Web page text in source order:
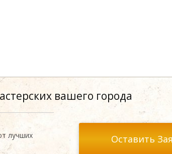
вашего города
лучших
Оставить